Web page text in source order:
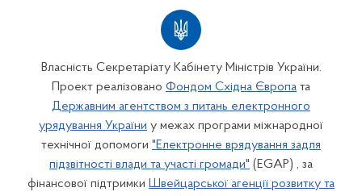
Власність Секретаріату Кабінету Міністрів України.
Проект реалізовано Фондом Східна Європа та
Державним агентством з питань електронного
урядування України у межах програми міжнародної
технічної допомоги "Електронне врядування задля
підзвітності влади та участі громади" (EGAP) , за
фінансової підтримки Швейцарської агенції розвитку та